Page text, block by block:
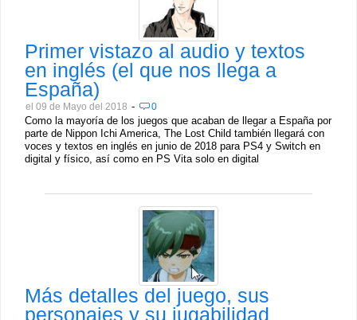
Primer vistazo al audio y textos
en inglés (el que nos llega a
España)
el 09 de Mayo del 2018 - 0
Como la mayoría de los juegos que acaban de llegar a España por
parte de Nippon Ichi America, The Lost Child también llegará con
voces y textos en inglés en junio de 2018 para PS4 y Switch en
digital y físico, así como en PS Vita solo en digital
Más detalles del juego, sus
personajes y su jugabilidad